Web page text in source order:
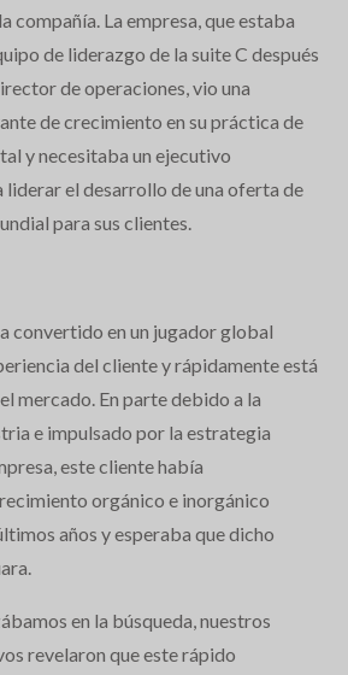
compañía. La empresa, que estaba
de liderazgo de la suite C después
de operaciones, vio una
de crecimiento en su práctica de
y necesitaba un ejecutivo
el desarrollo de una oferta de
para sus clientes.
convertido en un jugador global
del cliente y rápidamente está
mercado. En parte debido a la
e impulsado por la estrategia
este cliente había
orgánico e inorgánico
años y esperaba que dicho
en la búsqueda, nuestros
revelaron que este rápido